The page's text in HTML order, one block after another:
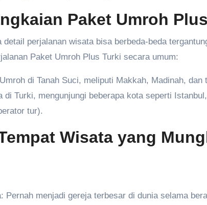
Paket Umroh
detail perjalanan wisata bisa berbeda-beda
Paket Umroh Plus Turki secara umum:
di Tanah Suci, meliputi Makkah, Madinah,
di Turki, mengunjungi beberapa kota seperti
tur).
Wisata yang
Pernah menjadi gereja terbesar di dunia selama